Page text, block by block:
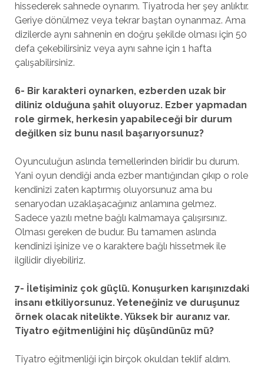
hissederek sahnede oynarım. Tiyatroda her şey anlıktır.
Geriye dönülmez veya tekrar baştan oynanmaz. Ama
dizilerde aynı sahnenin en doğru şekilde olması için 50
defa çekebilirsiniz veya aynı sahne için 1 hafta
çalışabilirsiniz.
6- Bir karakteri oynarken, ezberden uzak bir
diliniz olduğuna şahit oluyoruz. Ezber yapmadan
role girmek, herkesin yapabileceği bir durum
değilken siz bunu nasıl başarıyorsunuz?
Oyunculuğun aslında temellerinden biridir bu durum.
Yani oyun dendiği anda ezber mantığından çıkıp o role
kendinizi zaten kaptırmış oluyorsunuz ama bu
senaryodan uzaklaşacağınız anlamına gelmez.
Sadece yazılı metne bağlı kalmamaya çalışırsınız.
Olması gereken de budur. Bu tamamen aslında
kendinizi işinize ve o karaktere bağlı hissetmek ile
ilgilidir diyebiliriz.
7- İletişiminiz çok güçlü. Konuşurken karışınızdaki
insanı etkiliyorsunuz. Yeteneğiniz ve duruşunuz
örnek olacak nitelikte. Yüksek bir auranız var.
Tiyatro eğitmenliğini hiç düşündünüz mü?
Tiyatro eğitmenliği için birçok okuldan teklif aldım.